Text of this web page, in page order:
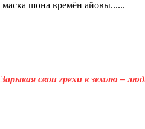
маска шона времён айовы......
Зарывая свои грехи в землю –